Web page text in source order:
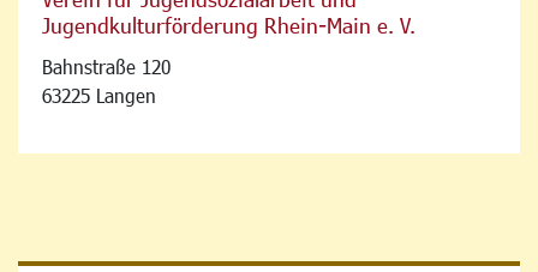
Jugendkulturförderung Rhein-Main e. V.
Bahnstraße 120
63225 Langen